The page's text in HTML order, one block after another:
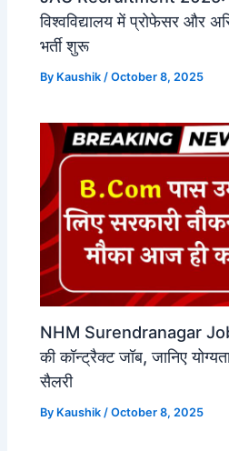
विश्वविद्यालय में प्रोफेसर और
भर्ती शुरू
By Kaushik/October 8, 2025
NHM Surendranagar
की कॉन्ट्रैक्ट जॉब, जानिए
सैलरी
By Kaushik /October 8, 2025